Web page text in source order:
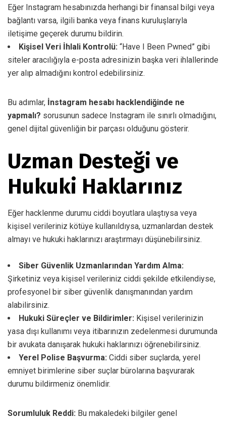
Eğer Instagram hesabınızda herhangi bir finansal bilgi veya
bağlantı varsa, ilgili banka veya finans kuruluşlarıyla
iletişime geçerek durumu bildirin.
Kişisel Veri İhlali Kontrolü: “Have I Been Pwned” gibi
siteler aracılığıyla e-posta adresinizin başka veri ihlallerinde
yer alıp almadığını kontrol edebilirsiniz.
Bu adımlar, İnstagram hesabı hacklendiğinde ne
yapmalı? sorusunun sadece Instagram ile sınırlı olmadığını,
genel dijital güvenliğin bir parçası olduğunu gösterir.
Uzman Desteği ve
Hukuki Haklarınız
Eğer hacklenme durumu ciddi boyutlara ulaştıysa veya
kişisel verileriniz kötüye kullanıldıysa, uzmanlardan destek
almayı ve hukuki haklarınızı araştırmayı düşünebilirsiniz.
Siber Güvenlik Uzmanlarından Yardım Alma:
Şirketiniz veya kişisel verileriniz ciddi şekilde etkilendiyse,
profesyonel bir siber güvenlik danışmanından yardım
alabilirsiniz.
Hukuki Süreçler ve Bildirimler: Kişisel verilerinizin
yasa dışı kullanımı veya itibarınızın zedelenmesi durumunda
bir avukata danışarak hukuki haklarınızı öğrenebilirsiniz.
Yerel Polise Başvurma: Ciddi siber suçlarda, yerel
emniyet birimlerine siber suçlar bürolarına başvurarak
durumu bildirmeniz önemlidir.
Sorumluluk Reddi: Bu makaledeki bilgiler genel